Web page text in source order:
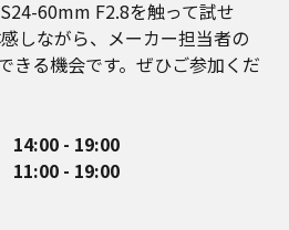
60mm F2.8を触って試せ
しながら、メーカー担当者の
きる機会です。ぜひご参加くだ
14:00 - 19:00
11:00 - 19:00